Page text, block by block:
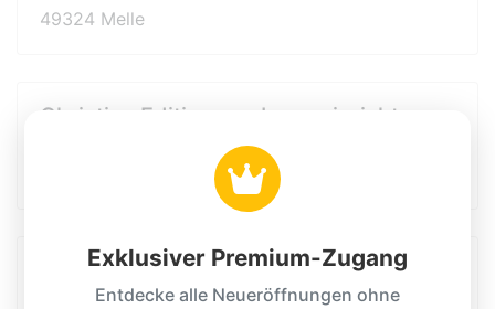
49324 Melle
Christian Editionen - Inneneinrichtung
Matratzen Concord
3. Quartal 2026
Exklusiver Premium-Zugang
Entdecke alle Neueröffnungen ohne